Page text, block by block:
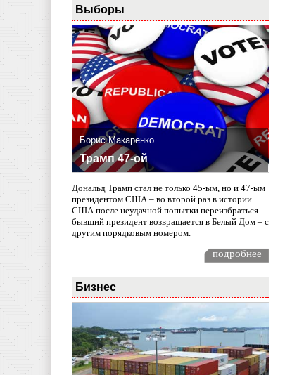
Выборы
Борис Макаренко
Трамп 47-ой
Дональд Трамп стал не только 45-ым, но и 47-ым
президентом США – во второй раз в истории
США после неудачной попытки переизбраться
бывший президент возвращается в Белый Дом – с
другим порядковым номером.
подробнее
Бизнес